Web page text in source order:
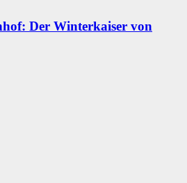
Der Winterkaiser von